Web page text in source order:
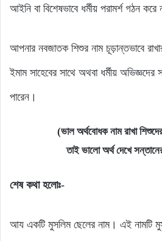
আইনি বা বিশেষভাবে ধর্মীয় পরামর্শ গঠন করে
আপনার নবজাতক শিশুর নাম চূড়ান্তভাবে
ইমাম সাহেবের সাথে অথবা ধর্মীয় অভিজ্ঞদের
পারেন।
(ভাল অর্থবোধক নাম রাখা
তাই ভালো অর্থ দেখে
শেষ কথা হলোঃ-
আয একটি মুসলিম ছেলের নাম। এই নামটি